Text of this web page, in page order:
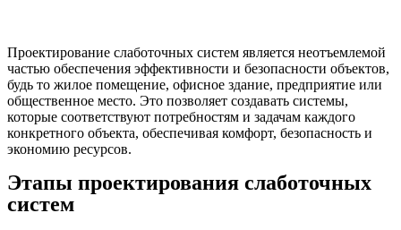
Проектирование слаботочных систем является неотъемлемой
частью обеспечения эффективности и безопасности объектов,
будь то жилое помещение, офисное здание, предприятие или
общественное место. Это позволяет создавать системы,
которые соответствуют потребностям и задачам каждого
конкретного объекта, обеспечивая комфорт, безопасность и
экономию ресурсов.
Этапы проектирования слаботочных
систем